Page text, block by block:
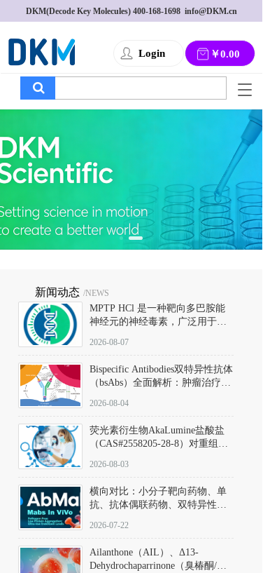
DKM(Decode Key Molecules) 400-168-1698
  info@DKM.cn
Login ￥0.00
T
g
g
l
a
v
i
g
a
新闻动态 /NEWS
MPTP HCl 是一种靶向多巴胺能
神经元的神经毒素，广泛用于构
以盐酸盐形式存在，可触发线粒
体介导的神经元凋亡。其经典应
用即为选择性损毁中脑黑质致密
部多巴胺能神经元，从而可靠模
拟帕金森病的核心病理与行为表
2026-08-07
Bispecific Antibodies双特异性抗体
（bsAbs）全面解析：肿瘤治疗的
2026-08-04
荧光素衍生物AkaLumine盐酸盐
（CAS#2558205-28-8）对重组萤
数（Km）为2.06 μM；其近红外
发光特性赋予优异的组织穿透能
力，大幅增强成像信噪比，从而
实现活体动物模型中极低给药剂
量下的高灵敏度、非侵入式生物
2026-08-03
横向对比：小分子靶向药物、单
抗、抗体偶联药物、双特异性抗
及应用瓶颈
2026-07-22
Ailanthone（AIL）、Δ13-
Dehydrochaparrinone（臭椿酮/臭